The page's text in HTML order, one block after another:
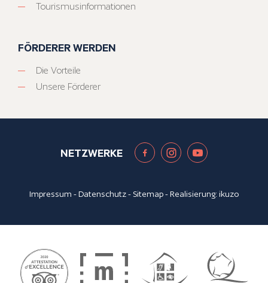
Tourismusinformationen
FÖRDERER WERDEN
Die Vorteile
Unsere Förderer
NETZWERKE
Impressum -Datenschutz- Sitemap- Realisierung:ikuzo